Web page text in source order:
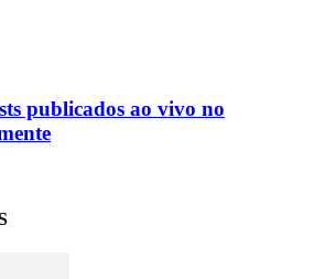
publicados ao vivo no